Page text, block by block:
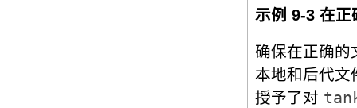
示例 9-3 在正
确保在正确的
本地和后代
授予了对